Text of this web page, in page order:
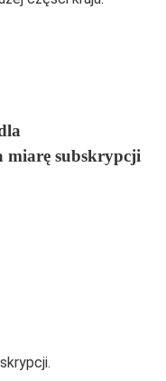
miarę subskrypcji